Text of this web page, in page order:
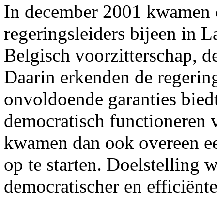
In december 2001 kwamen
regeringsleiders bijeen in
Belgisch voorzitterschap,
Daarin erkenden de
onvoldoende garanties
democratisch functioneren
kwamen dan ook overeen
op te starten. Doelstelling
democratischer en